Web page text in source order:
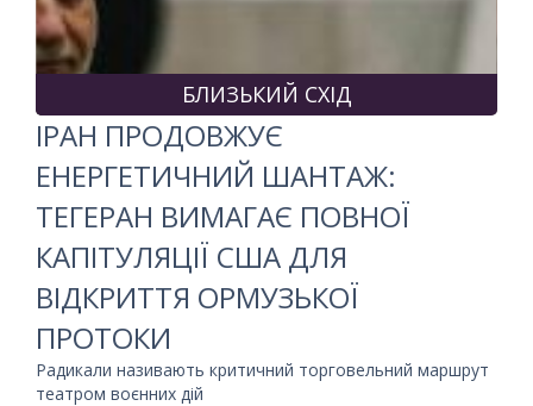
БЛИЗЬКИЙ СХІД
ІРАН ПРОДОВЖУЄ
ЕНЕРГЕТИЧНИЙ ШАНТАЖ:
ТЕГЕРАН ВИМАГАЄ ПОВНОЇ
КАПІТУЛЯЦІЇ США ДЛЯ
ВІДКРИТТЯ ОРМУЗЬКОЇ
ПРОТОКИ
Радикали називають критичний торговельний маршрут
театром воєнних дій